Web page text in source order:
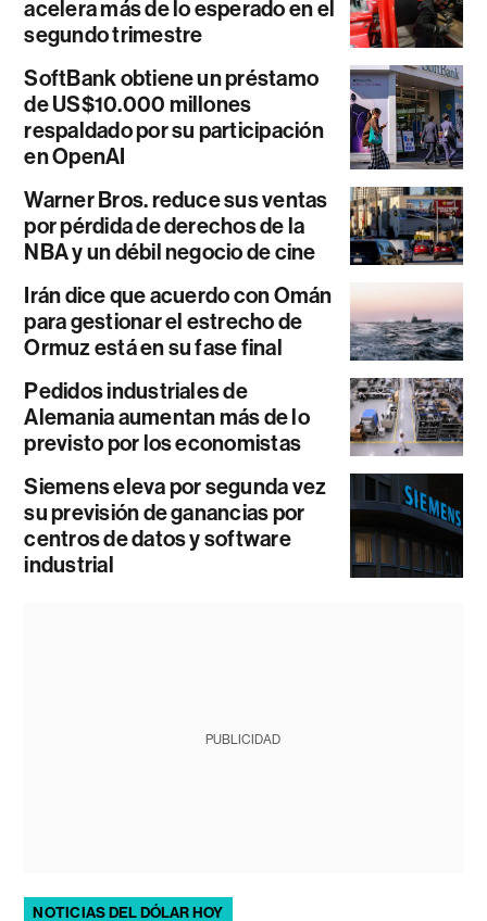
acelera más de lo esperado en el
segundo trimestre
SoftBank obtiene un préstamo
de US$10.000 millones
respaldado por su participación
en OpenAI
Warner Bros. reduce sus ventas
por pérdida de derechos de la
NBA y un débil negocio de cine
Irán dice que acuerdo con Omán
para gestionar el estrecho de
Ormuz está en su fase final
Pedidos industriales de
Alemania aumentan más de lo
previsto por los economistas
Siemens eleva por segunda vez
su previsión de ganancias por
centros de datos y software
industrial
PUBLICIDAD
NOTICIAS DEL DÓLAR HOY